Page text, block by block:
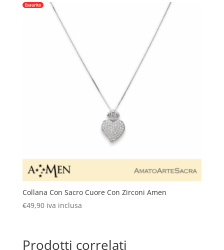
Esaurito
Collana Con Sacro Cuore Con Zirconi Amen
€49,90 iva inclusa
Prodotti correlati